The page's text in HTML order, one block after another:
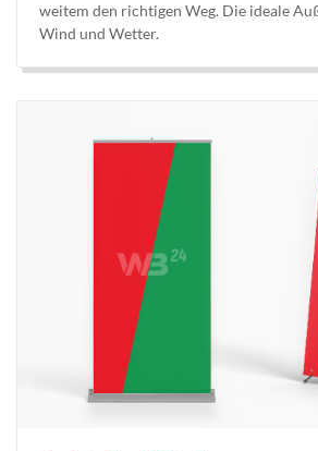
weitem den richtigen Weg. Die ideale
Wind und Wetter.